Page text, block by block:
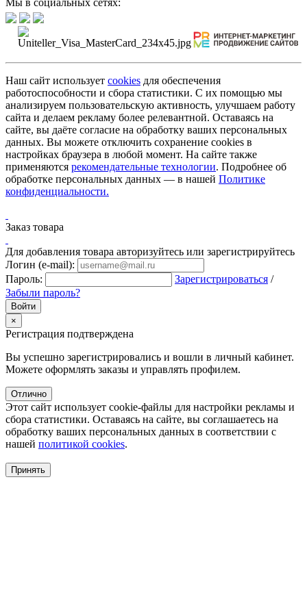
Наш сайт использует cookies для обеспечения
работоспособности и сбора статистики. С их помощью мы
анализируем пользовательскую активность, улучшаем работу
сайта и делаем рекламу более релевантной. Оставаясь на
сайте, вы даёте согласие на обработку ваших персональных
данных. Вы можете отключить сохранение cookies в
настройках браузера в любой момент. На сайте также
применяются рекомендательные технологии. Подробнее об
обработке персональных данных — в нашей Политике
конфиденциальности.
Заказ товара
Для добавления товара авторизуйтесь или зарегистрируйтесь
Логин (e-mail):
Пароль:
Зарегистрироваться /
Забыли пароль?
×
Регистрация подтверждена
Вы успешно зарегистрировались и вошли в личный кабинет.
Можете оформлять заказы и управлять профилем.
Отлично
Этот сайт использует cookie-файлы для настройки рекламы и
сбора статистики. Оставаясь на сайте, вы соглашаетесь на
обработку ваших персональных данных в соответствии с
нашей политикой cookies.
Принять